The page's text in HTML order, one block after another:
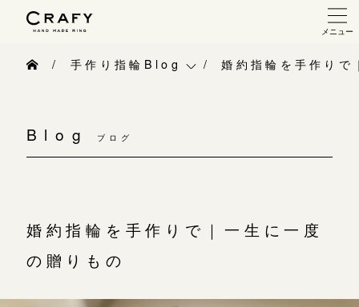
メニュー
指輪制作の流れ
指輪作品集
Blog ブログ
手作り指輪Blog
手作り指輪作品集
お客様インタビュー
指輪のハンドメイド・手作り
婚約指輪を手作り
婚約指輪を手作りで｜一生に一度
の贈りもの